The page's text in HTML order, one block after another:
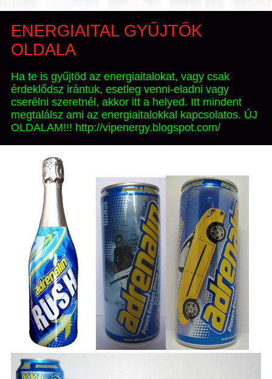
ENERGIAITAL GYŰJTŐK
OLDALA
Ha te is gyűjtöd az energiaitalokat, vagy csak
érdeklődsz irántuk, esetleg venni-eladni vagy
cserélni szeretnél, akkor itt a helyed. Itt mindent
megtalálsz ami az energiaitalokkal kapcsolatos. ÚJ
OLDALAM!!! http://vipenergy.blogspot.com/